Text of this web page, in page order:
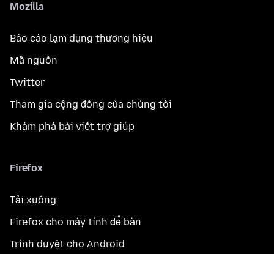
Mozilla
Báo cáo lạm dụng thương hiệu
Mã nguồn
Twitter
Tham gia cộng đồng của chúng tôi
Khám phá bài viết trợ giúp
Firefox
Tải xuống
Firefox cho máy tính để bàn
Trình duyệt cho Android